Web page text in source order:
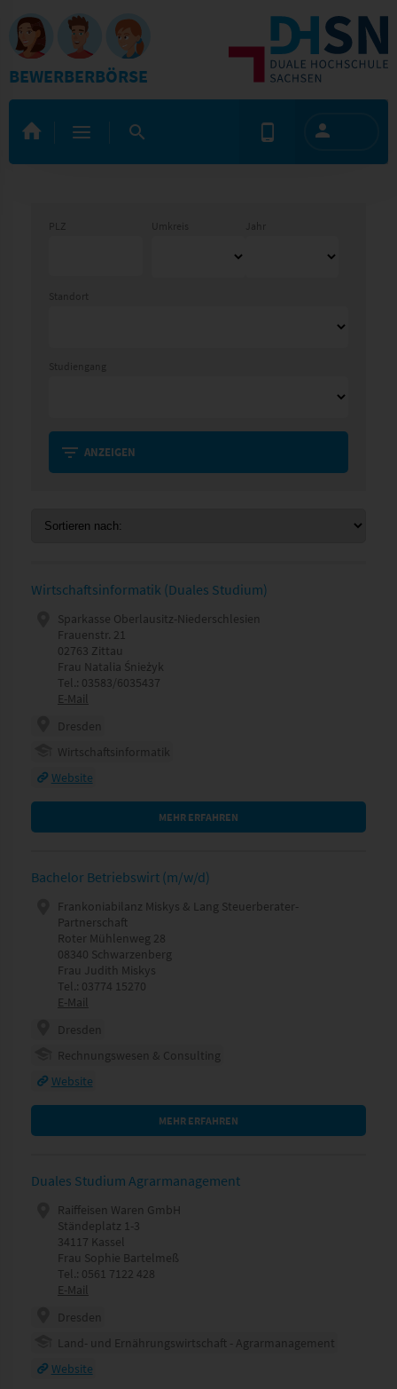
BEWERBERBÖRSE
PLZ Umkreis Jahr
Standort
Studiengang
ANZEIGEN
Wirtschaftsinformatik (Duales Studium)
Sparkasse Oberlausitz-Niederschlesien
Frauenstr. 21
02763 Zittau
Frau Natalia Śnieżyk
Tel.: 03583/6035437
E-Mail
Dresden
Wirtschaftsinformatik
Website
MEHR ERFAHREN
Bachelor Betriebswirt (m/w/d)
Frankoniabilanz Miskys & Lang Steuerberater-
Partnerschaft
Roter Mühlenweg 28
08340 Schwarzenberg
Frau Judith Miskys
Tel.: 03774 15270
E-Mail
Dresden
Rechnungswesen & Consulting
Website
MEHR ERFAHREN
Duales Studium Agrarmanagement
Raiffeisen Waren GmbH
Ständeplatz 1-3
34117 Kassel
Frau Sophie Bartelmeß
Tel.: 0561 7122 428
E-Mail
Dresden
Land- und Ernährungswirtschaft - Agrarmanagement
Website